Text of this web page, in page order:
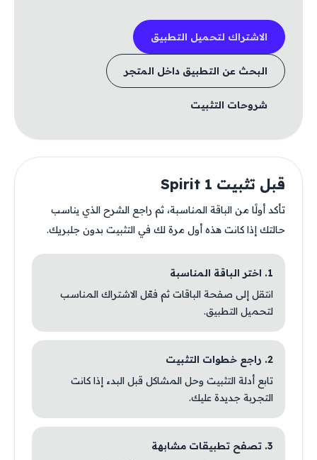
الاشتراك لتحميل التطبيق
البحث عن التطبيق داخل المتجر
شروحات التثبيت
قبل تثبيت Spirit 1
تأكد أولًا من الباقة المناسبة، ثم راجع الشرح الذي يناسب
حالتك إذا كانت هذه أول مرة لك في التثبيت بدون جلبريك.
1. اختر الباقة المناسبة
انتقل إلى صفحة الباقات ثم فعّل الاشتراك المناسب
لتحميل التطبيق.
2. راجع خطوات التثبيت
تابع أدلة التثبيت وحل المشاكل قبل البدء إذا كانت
التجربة جديدة عليك.
3. تصفح تطبيقات مشابهة